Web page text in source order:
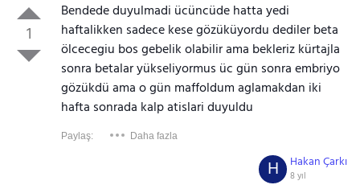
1
Bendede duyulmadi ücüncüde hatta yedi
haftalikken sadece kese gözüküyordu dediler beta
ölcecegiu bos gebelik olabilir ama bekleriz kürtajla
sonra betalar yükseliyormus üc gün sonra embriyo
gözükdü ama o gün maffoldum aglamakdan iki
hafta sonrada kalp atislari duyuldu
Paylaş: Daha fazla
Hakan Çarkı
8 yıl
H